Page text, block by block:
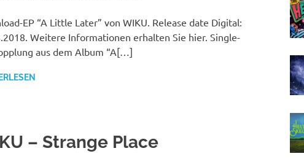
EP “A Little Later” von WIKU. Release date Digital:
Weitere Informationen erhalten Sie hier. Single-
aus dem Album “A[…]
– Strange Place